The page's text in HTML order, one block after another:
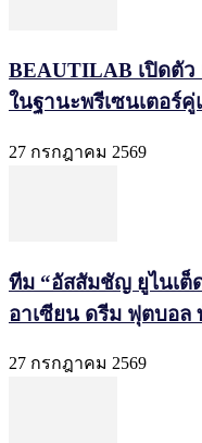
BEAUTILAB เปิดตัว
ในฐานะพรีเซนเตอร์คู่
27 กรกฎาคม 2569
ทีม “อัสสัมชัญ ยูไนเต็
อาเซียน ดรีม ฟุตบอล
27 กรกฎาคม 2569